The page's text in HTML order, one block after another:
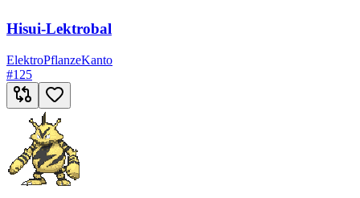
Hisui-Lektrobal
ElektroPflanzeKanto
#125